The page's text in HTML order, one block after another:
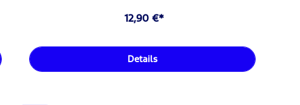
12,90 €*
Details